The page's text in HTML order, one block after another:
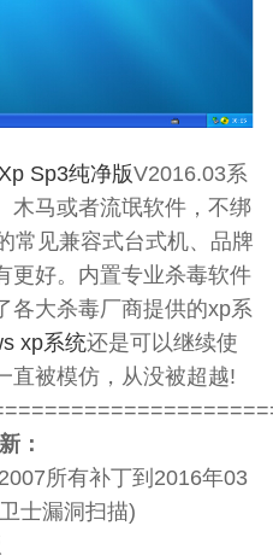
Xp Sp3纯净版V2016.03系
木马或者流氓软件，不绑
常见兼容式台式机、品牌
更好。内置专业杀毒软件
各大杀毒厂商提供的xp系
xp系统还是可以继续使
直被模仿，从没被超越!
：
所有补丁到2016年03
士漏洞扫描)